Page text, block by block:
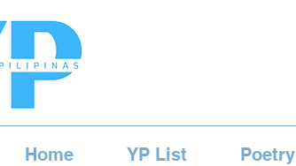
Home YP List Poetry